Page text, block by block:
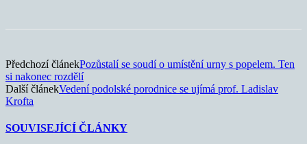
Předchozí článekPozůstalí se soudí o umístění urny s popelem. Ten
si nakonec rozdělí
Další článekVedení podolské porodnice se ujímá prof. Ladislav
Krofta
SOUVISEJÍCÍ ČLÁNKY